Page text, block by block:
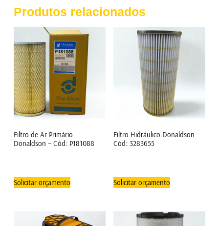
Produtos relacionados
Filtro de Ar Primário
Donaldson – Cód: P181088
Solicitar orçamento
Filtro Hidráulico Donaldson –
Cód: 3283655
Solicitar orçamento